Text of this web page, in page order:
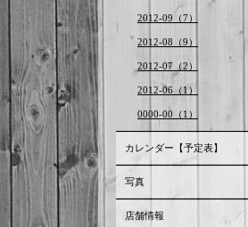
2012-09（7）
2012-08（9）
2012-07（2）
2012-06（1）
0000-00（1）
カレンダー【予定表】
写真
店舗情報